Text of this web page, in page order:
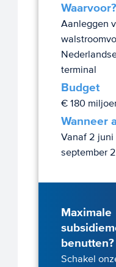
Waarvoor?
Aanleggen
terminal
Budget
€ 180
Wanneer
Vanaf 2
september
Maximale
benutten?
Schakel